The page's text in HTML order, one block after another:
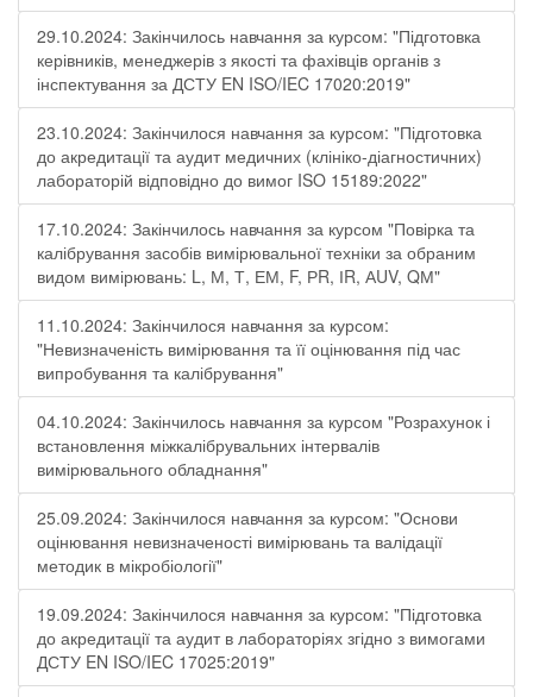
29.10.2024: Закінчилось навчання за курсом: "Підготовка
керівників, менеджерів з якості та фахівців органів з
інспектування за ДСТУ EN ISO/IEC 17020:2019"
23.10.2024: Закінчилося навчання за курсом: "Підготовка
до акредитації та аудит медичних (клініко-діагностичних)
лабораторій відповідно до вимог ISO 15189:2022"
17.10.2024: Закінчилось навчання за курсом "Повірка та
калібрування засобів вимірювальної техніки за обраним
видом вимірювань: L, М, Т, ЕМ, F, РR, ІR, АUV, QМ"
11.10.2024: Закінчилося навчання за курсом:
"Невизначеність вимірювання та її оцінювання під час
випробування та калібрування"
04.10.2024: Закінчилось навчання за курсом "Розрахунок і
встановлення міжкалібрувальних інтервалів
вимірювального обладнання"
25.09.2024: Закінчилося навчання за курсом: "Основи
оцінювання невизначеності вимірювань та валідації
методик в мікробіології"
19.09.2024: Закінчилося навчання за курсом: "Підготовка
до акредитації та аудит в лабораторіях згідно з вимогами
ДСТУ EN ISO/IEC 17025:2019"